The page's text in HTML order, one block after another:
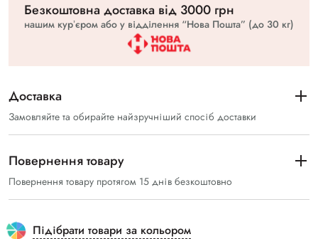
Безкоштовна доставка вiд 3000 грн
нашим курʼєром або у відділення “Нова Пошта” (до 30 кг)
Доставка
Замовляйте та обирайте найзручніший спосіб доставки
Повернення товару
Повернення товару протягом 15 днів безкоштовно
Підібрати товари за кольором